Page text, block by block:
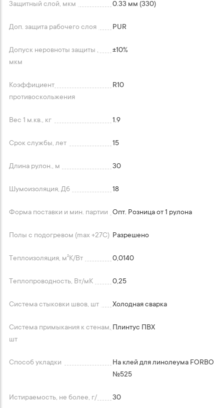
Защитный слой, мкм 0.33 мм (330)
Доп. защита рабочего слоя PUR
Допуск неровноты защиты ,
мкм
+-10%
Коэффициент
противоскольжения
R10
Вес 1 м.кв., кг 1.9
Срок службы, лет 15
Длина рулон., м 30
Шумоизоляция, Дб 18
Форма поставки и мин. партии Опт. Розница от 1 рулона
Полы с подогревом (max +27C) Разрешено
Теплоизоляция, м²K/Вт 0,0140
Теплопроводность, Вт/мК 0,25
Система стыковки швов, шт Холодная сварка
Система примыкания к стенам,
шт
Плинтус ПВХ
Способ укладки
На клей для линолеума FORBO
№525
Истираемость, не более, г/
30